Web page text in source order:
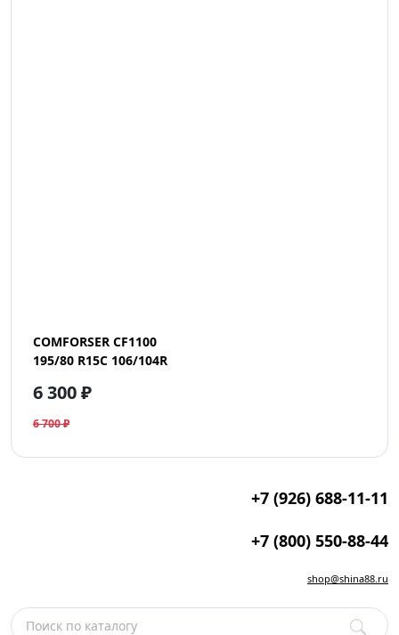
COMFORSER CF1100
195/80 R15C 106/104R
6 300 ₽
6 700 ₽
+7 (926) 688-11-11
+7 (800) 550-88-44
shop@shina88.ru